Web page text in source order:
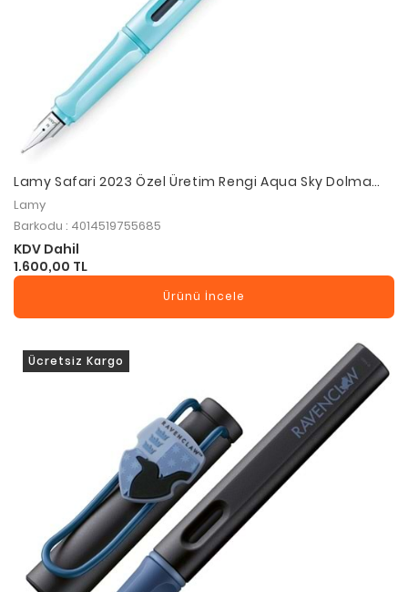
Lamy Safari 2023 Özel Üretim Rengi Aqua Sky Dolma
Kalem M Uç
Lamy
Barkodu : 4014519755685
KDV Dahil
1.600,00 TL
Ürünü İncele
Ücretsiz Kargo